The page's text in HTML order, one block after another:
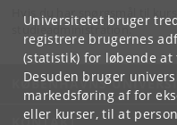
Universitetet bruger
registrere brugernes
(statistik) for løbende at
Desuden bruger
markedsføring af for
eller kurser, til at
Hvis du har spørgsmål til
studieadministration.
KØBENHAVNS